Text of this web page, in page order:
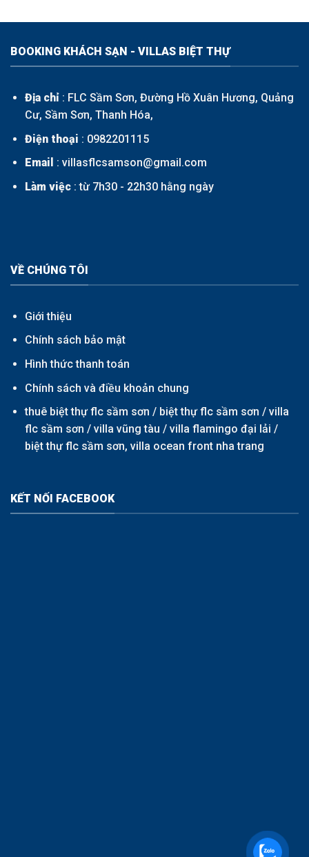
BOOKING KHÁCH SẠN - VILLAS BIỆT THỰ
Địa chỉ: FLC Sầm Sơn, Đường Hồ Xuân Hương, Quảng
Cư, Sầm Sơn, Thanh Hóa,
Điện thoại : 0982201115
Email : villasflcsamson@gmail.com
Làm việc: từ 7h30 - 22h30 hằng ngày
VỀ CHÚNG TÔI
Giới thiệu
Chính sách bảo mật
Hình thức thanh toán
Chính sách và điều khoản chung
thuê biệt thự flc sầm sơn / biệt thự flc sầm sơn / villa
flc sầm sơn / villa vũng tàu / villa flamingo đại lải /
biệt thự flc sầm sơn, villa ocean front nha trang
KẾT NỐI FACEBOOK